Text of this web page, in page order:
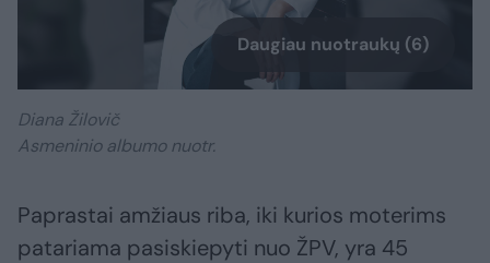
Daugiau nuotraukų (6)
Diana Žilovič
Asmeninio albumo nuotr.
Paprastai amžiaus riba, iki kurios moterims
patariama pasiskiepyti nuo ŽPV, yra 45